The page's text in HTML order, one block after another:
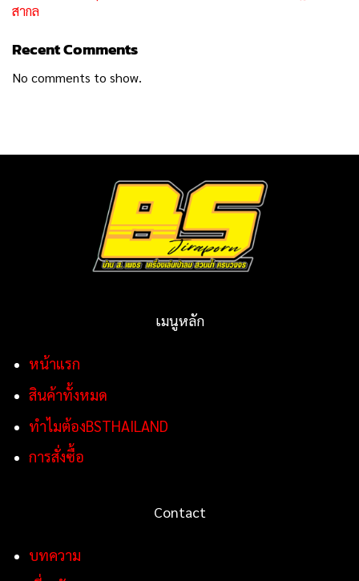
สากล
Recent Comments
No comments to show.
เมนูหลัก
หน้าแรก
สินค้าทั้งหมด
ทำไมต้องBSTHAILAND
การสั่งซื้อ
Contact
บทความ